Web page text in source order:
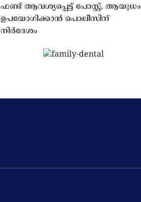
ഫണ്ട് ആവശ്യപ്പെട്ട് പോസ്റ്റ്, ആയുധം
ഉപയോഗിക്കാൻ പൊലീസിന്
നിർദേശം